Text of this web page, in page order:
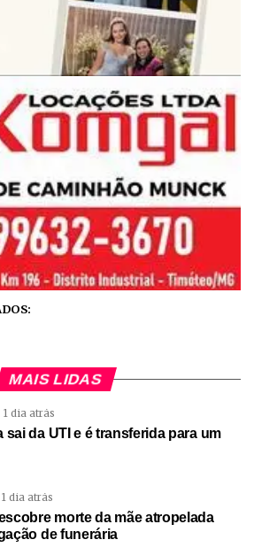
MAIS LIDAS
1 dia atrás
sai da UTI e é transferida para um
1 dia atrás
morte da mãe atropelada
de funerária